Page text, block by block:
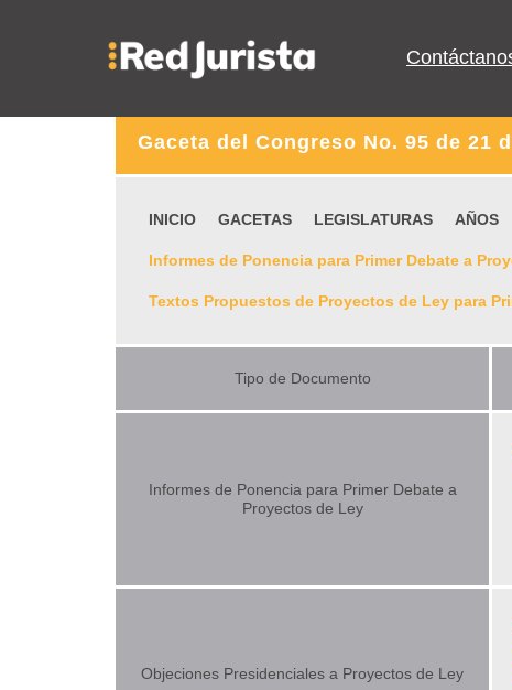
Gaceta del Congreso No. 95 de 21
INICIO GACETAS LEGISLATURAS AÑOS
Informes de Ponencia para Primer Debate a
Textos Propuestos de Proyectos de Ley para
Tipo de Documento
Informes de Ponencia para Primer Debate a
Proyectos de Ley
Objeciones Presidenciales a Proyectos de Ley